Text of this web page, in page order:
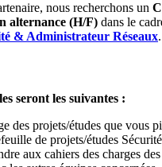
nous recherchons un
alternance (H/F) dans le
& Administrateur Réseaux.
seront les suivantes :
des projets/études que vous
de projets/études Sécurité
aux cahiers des charges